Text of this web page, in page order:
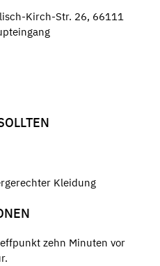
Kirch-Str. 26, 66111
Kleidung
zehn Minuten vor